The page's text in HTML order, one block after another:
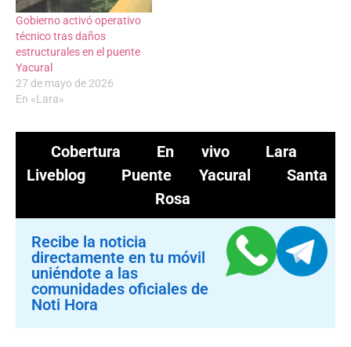
Gobierno activó operativo
técnico tras daños
estructurales en el puente
Yacural
27 de mayo de 2026
En «Lara»
Cobertura En vivo
Lara
Liveblog
Puente Yacural
Santa
Rosa
Recibe la noticia
directamente en tu móvil
uniéndote a las
comunidades oficiales de
Noti Hora